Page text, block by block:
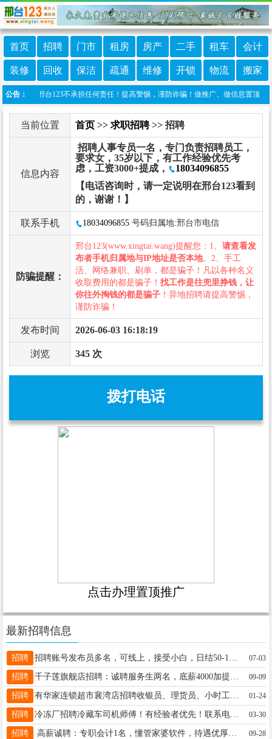
首页 招聘 门市 租房 房产 二手 租车 会计
装修 回收 保洁 疏通 维修 开锁 物流 搬家
公告：
发布，邢台123不承担任何责任！提高警惕，谨防诈骗！做推广、做信息置顶！请
当前位置 首页 >> 求职招聘>> 招聘
信息内容
招聘人事专员一名，专门负责招聘员工，
要求女，35岁以下，有工作经验优先考
虑，工资3000+提成，
18034096855
【电话咨询时，请一定说明在邢台123看到
的，谢谢！】
联系手机 18034096855 号码归属地:邢台市电信
防骗提醒：
邢台123(www.xingtai.wang)提醒您：1、 请查看发
布者手机归属地与IP地址是否本地。2、手工
活、网络兼职、刷单，都是骗子！凡以各种名义
收取费用的都是骗子！ 找工作是往兜里挣钱，让
你往外掏钱的都是骗子 ！异地招聘请提高警惕，
谨防诈骗！
发布时间 2026-06-03 16:18:19
浏览 345 次
拨打电话
点击办理置顶推广
最新招聘信息
招聘 07-03
招聘 09-09
招聘 01-24
招聘 冷冻厂招聘冷藏车司机师傅！有经验者优先！联系电话18731971521同V 03-30
招聘 高薪诚聘：专职会计1名，懂管家婆软件，待遇优厚，地址：王快镇孔桥村村西 16630991800 09-28